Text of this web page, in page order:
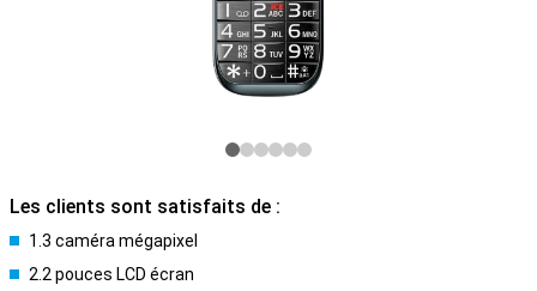
Les clients sont satisfaits de :
1.3 caméra mégapixel
2.2 pouces LCD écran